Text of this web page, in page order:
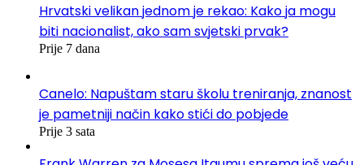
Hrvatski velikan jednom je rekao: Kako ja mogu
biti nacionalist, ako sam svjetski prvak?
Prije 7 dana
Canelo: Napuštam staru školu treniranja, znanost
je pametniji način kako stići do pobjede
Prije 3 sata